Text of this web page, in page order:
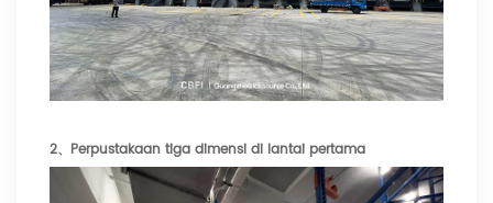
2、Perpustakaan tiga dimensi di lantai pertama